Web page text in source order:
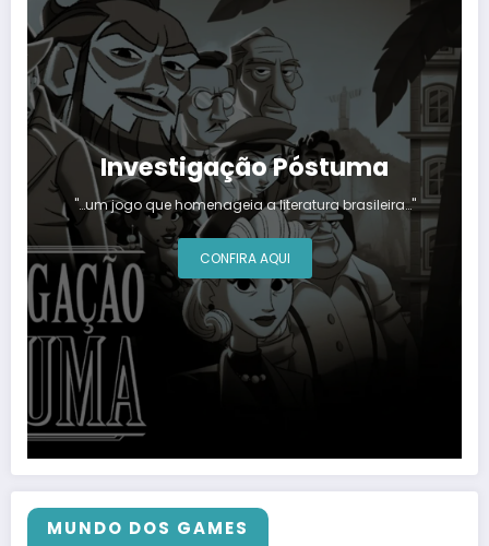
Investigação Póstuma
"…um jogo que homenageia a literatura brasileira…"
CONFIRA AQUI
MUNDO DOS GAMES